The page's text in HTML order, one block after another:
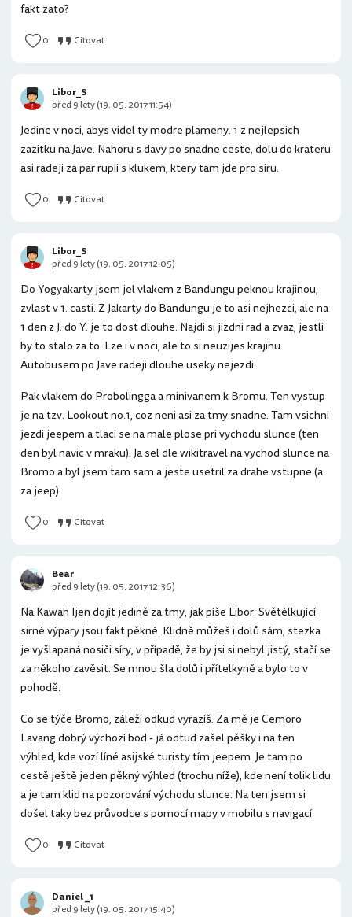
fakt zato?
0 Citovat
Jedine v noci, abys videl ty modre plameny. 1 z nejlepsich
zazitku na Jave. Nahoru s davy po snadne ceste, dolu do krateru
asi radeji za par rupii s klukem, ktery tam jde pro siru.
0 Citovat
Libor_S
před 9 lety (19. 05. 2017 11:54)
Do Yogyakarty jsem jel vlakem z Bandungu peknou krajinou,
zvlast v 1. casti. Z Jakarty do Bandungu je to asi nejhezci, ale na
1 den z J. do Y. je to dost dlouhe. Najdi si jizdni rad a zvaz, jestli
by to stalo za to. Lze i v noci, ale to si neuzijes krajinu.
Autobusem po Jave radeji dlouhe useky nejezdi.
Pak vlakem do Probolingga a minivanem k Bromu. Ten vystup
je na tzv. Lookout no.1, coz neni asi za tmy snadne. Tam vsichni
jezdi jeepem a tlaci se na male plose pri vychodu slunce (ten
den byl navic v mraku). Ja sel dle wikitravel na vychod slunce na
Bromo a byl jsem tam sam a jeste usetril za drahe vstupne (a
za jeep).
0 Citovat
Libor_S
před 9 lety (19. 05. 2017 12:05)
Na Kawah Ijen dojít jedině za tmy, jak píše Libor. Světélkující
sirné výpary jsou fakt pěkné. Klidně můžeš i dolů sám, stezka
je vyšlapaná nosiči síry, v případě, že by jsi si nebyl jistý, stačí se
za někoho zavěsit. Se mnou šla dolů i přítelkyně a bylo to v
pohodě.
Co se týče Bromo, záleží odkud vyrazíš. Za mě je Cemoro
Lavang dobrý výchozí bod - já odtud zašel pěšky i na ten
výhled, kde vozí líné asijské turisty tím jeepem. Je tam po
cestě ještě jeden pěkný výhled (trochu níže), kde není tolik lidu
a je tam klid na pozorování východu slunce. Na ten jsem si
došel taky bez průvodce s pomocí mapy v mobilu s navigací.
0 Citovat
Bear
před 9 lety (19. 05. 2017 12:36)
Daniel _1
před 9 lety (19. 05. 2017 15:40)